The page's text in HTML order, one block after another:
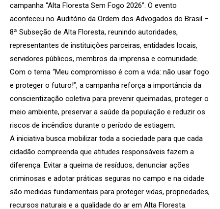
campanha “Alta Floresta Sem Fogo 2026”. O evento
aconteceu no Auditório da Ordem dos Advogados do Brasil –
8ª Subseção de Alta Floresta, reunindo autoridades,
representantes de instituições parceiras, entidades locais,
servidores públicos, membros da imprensa e comunidade.
Com o tema “Meu compromisso é com a vida: não usar fogo
e proteger o futuro!”, a campanha reforça a importância da
conscientização coletiva para prevenir queimadas, proteger o
meio ambiente, preservar a saúde da população e reduzir os
riscos de incêndios durante o período de estiagem.
A iniciativa busca mobilizar toda a sociedade para que cada
cidadão compreenda que atitudes responsáveis fazem a
diferença. Evitar a queima de resíduos, denunciar ações
criminosas e adotar práticas seguras no campo e na cidade
são medidas fundamentais para proteger vidas, propriedades,
recursos naturais e a qualidade do ar em Alta Floresta.